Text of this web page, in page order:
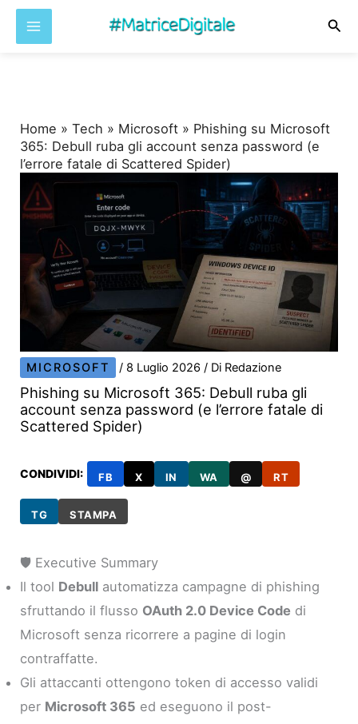
Home »Tech » Microsoft » Phishing su Microsoft
365: Debull ruba gli account senza password (e
l’errore fatale di Scattered Spider)
MICROSOFT / 8 Luglio 2026/ Di Redazione
Phishing su Microsoft 365: Debull ruba gli
account senza password (e l’errore fatale di
Scattered Spider)
CONDIVIDI: FB X IN WA @ RT
TG STAMPA
🛡️ Executive Summary
Il tool Debull automatizza campagne di phishing
sfruttando il flusso OAuth 2.0 Device Code di
Microsoft senza ricorrere a pagine di login
contraffatte.
Gli attaccanti ottengono token di accesso validi
per Microsoft 365 ed eseguono il post-